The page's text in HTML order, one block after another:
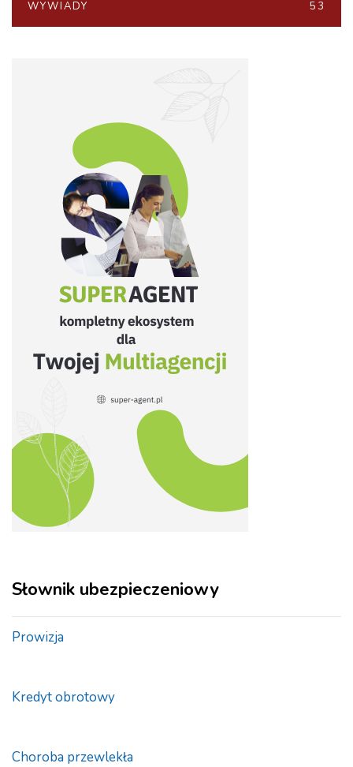
WYWIADY 53
Słownik ubezpieczeniowy
Prowizja
Kredyt obrotowy
Choroba przewlekła